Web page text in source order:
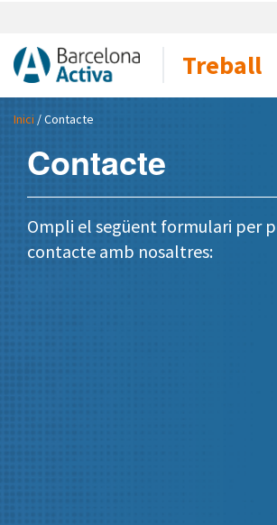
Treball
Inici / Contacte
Contacte
Ompli el següent formulari per
contacte amb nosaltres: